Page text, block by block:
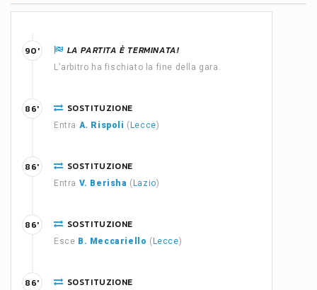
LA PARTITA È TERMINATA!
L'arbitro ha fischiato la fine della gara.
90'
SOSTITUZIONE
Entra A. Rispoli ( Lecce)
86'
SOSTITUZIONE
Entra V. Berisha ( Lazio)
86'
SOSTITUZIONE
Esce B. Meccariello ( Lecce)
86'
SOSTITUZIONE
86'